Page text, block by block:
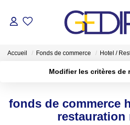
ESTIMER
Accueil Fonds de commerce Hotel /
Modifier les critères de
Type de bien
fonds de commerce
restauration